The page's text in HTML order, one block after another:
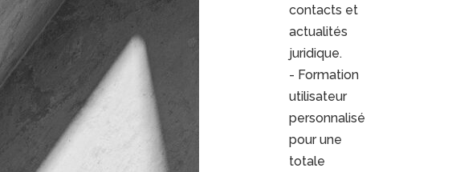
contacts et
actualités
juridique.
- Formation
utilisateur
personnalisé
pour une
totale